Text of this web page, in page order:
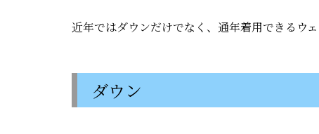
近年ではダウンだけでなく、通年着用できるウ
ダウン